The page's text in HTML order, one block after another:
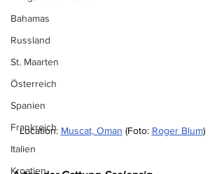
Bahamas
Russland
St. Maarten
Österreich
Spanien
Frankreich
Italien
Kroatien
Location: Muscat, Oman (Foto: Roger Blum)